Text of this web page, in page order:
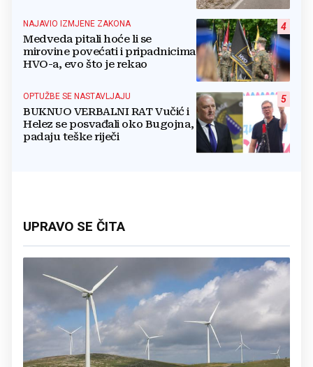
4
NAJAVIO IZMJENE ZAKONA
Medveda pitali hoće li se
mirovine povećati i pripadnicima
HVO-a, evo što je rekao
5
OPTUŽBE SE NASTAVLJAJU
BUKNUO VERBALNI RAT Vučić i
Helez se posvađali oko Bugojna,
padaju teške riječi
UPRAVO SE ČITA